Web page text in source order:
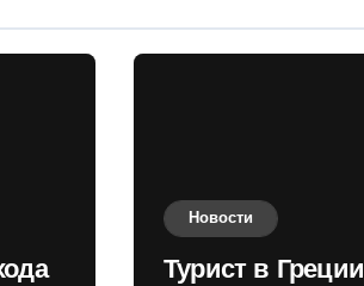
Новости
Турист в Греции